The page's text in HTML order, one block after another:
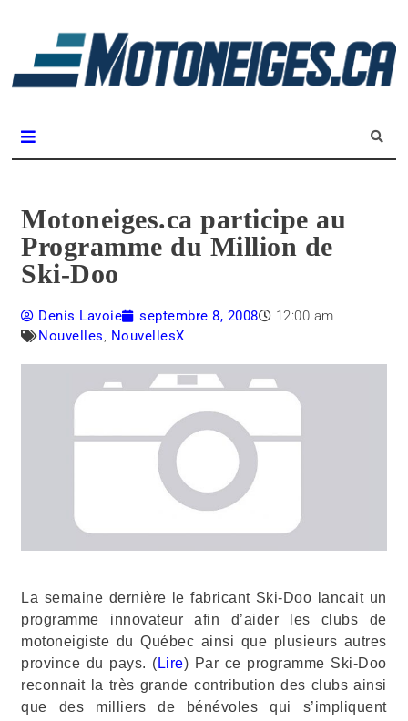
Motoneiges.ca participe au
Programme du Million de
Ski-Doo
Denis Lavoie septembre 8, 2008
12:00 am
Nouvelles, NouvellesX
La semaine dernière le fabricant Ski-Doo lancait un
programme innovateur afin d’aider les clubs de
motoneigiste du Québec ainsi que plusieurs autres
province du pays. ( Lire) Par ce programme Ski-Doo
reconnait la très grande contribution des clubs ainsi
que des milliers de bénévoles qui s’impliquent